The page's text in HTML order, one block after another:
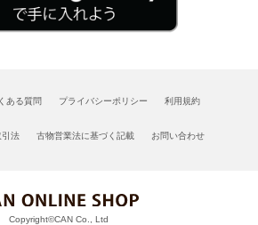
ある質問 プライバシーポリシー 利用規約
法 古物営業法に基づく記載 お問い合わせ
Copyright©CAN Co., Ltd